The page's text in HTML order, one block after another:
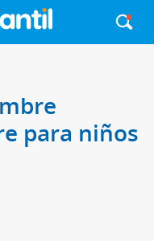
para niños